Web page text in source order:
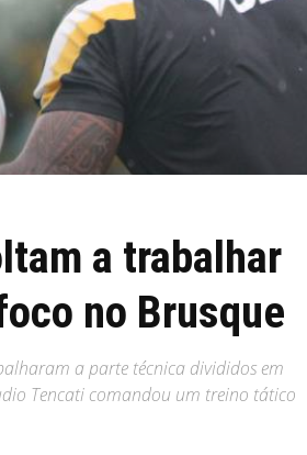
a trabalhar
no Brusque
a parte técnica divididos em
Tencati comandou um treino tático